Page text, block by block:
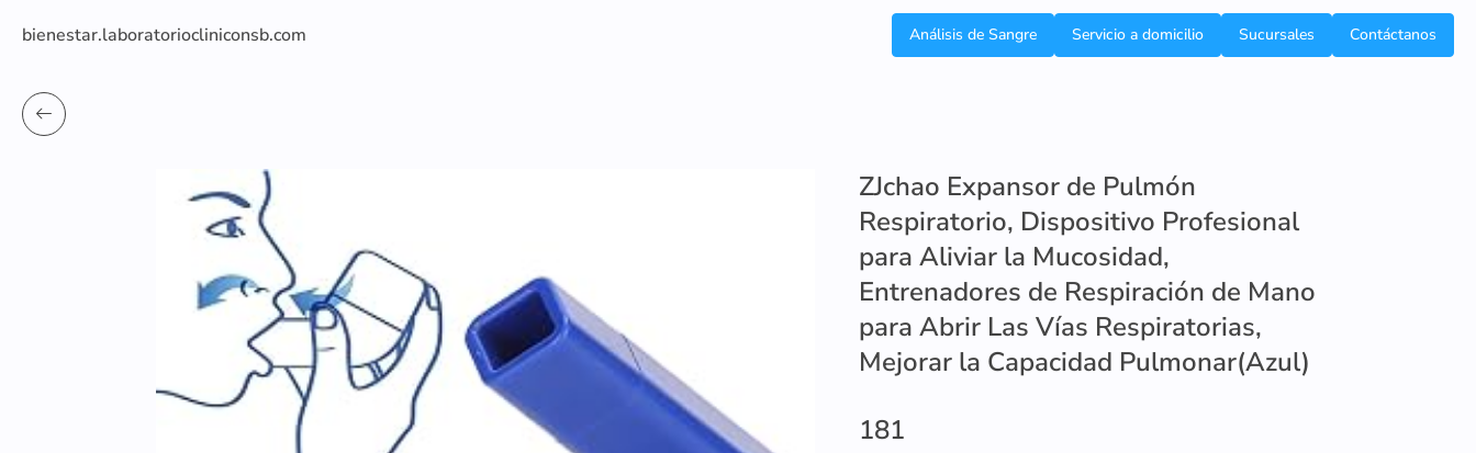
bienestar.laboratoriocliniconsb.com Análisis de Sangre Servicio a domicilio Sucursales Contáctanos
ZJchao Expansor de Pulmón
Respiratorio, Dispositivo Profesional
para Aliviar la Mucosidad,
Entrenadores de Respiración de Mano
para Abrir Las Vías Respiratorias,
Mejorar la Capacidad Pulmonar(Azul)
181